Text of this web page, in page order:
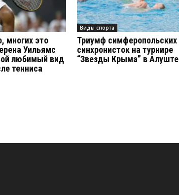
многих это
Уильямс
любимый вид
тенниса
Виды спорта
Триумф симферопольских
синхронисток на турнире
“Звезды Крыма” в Алуште